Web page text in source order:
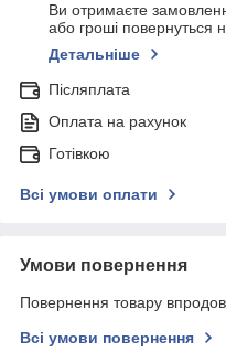
Ви отримаєте
або гроші повернуться
Детальніше
Післяплата
Оплата на рахунок
Готівкою
Всі умови оплати
Умови повернення
Повернення товару
Всі умови повернення